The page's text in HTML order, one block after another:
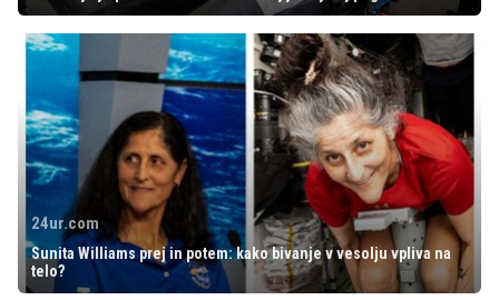
24ur.com
Sunita Williams prej in potem: kako bivanje v vesolju vpliva na
telo?